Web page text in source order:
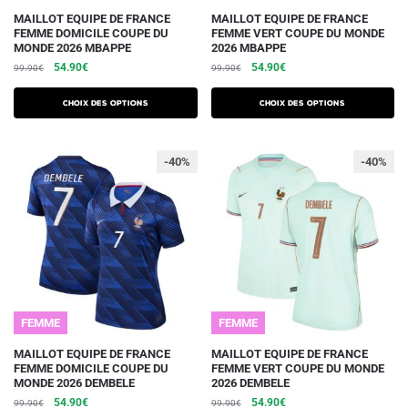
MAILLOT EQUIPE DE FRANCE
FEMME DOMICILE COUPE DU
MONDE 2026 MBAPPE
99.90€
Le
initial
était :
54.90€Le
actuel
est :
Choix des options
Ce
produit
a
plusieurs
variations.
peuvent
être
choisies
page
produit
MAILLOT EQUIPE DE FRANCE
FEMME VERT COUPE DU MONDE
2026 MBAPPE
99.90€
Le
initial
était :
54.90€Le
actuel
est :
Choix des options
Ce
produit
a
plusieurs
variations.
peuvent
choisies
page
produit
FEMME
-40%
MAILLOT EQUIPE DE FRANCE
FEMME DOMICILE COUPE DU
MONDE 2026 DEMBELE
99.90€
Le
54.90€Le
Ce
produit
a
FEMME
-40%
MAILLOT EQUIPE DE FRANCE
FEMME VERT COUPE DU MONDE
2026 DEMBELE
99.90€
Le
54.90€Le
Ce
produit
a